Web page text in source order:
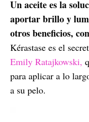
Un aceite es la
aportar brillo y
otros beneficios,
Kérastase es el
Emily Ratajkowski,
para aplicar a lo
a su pelo.